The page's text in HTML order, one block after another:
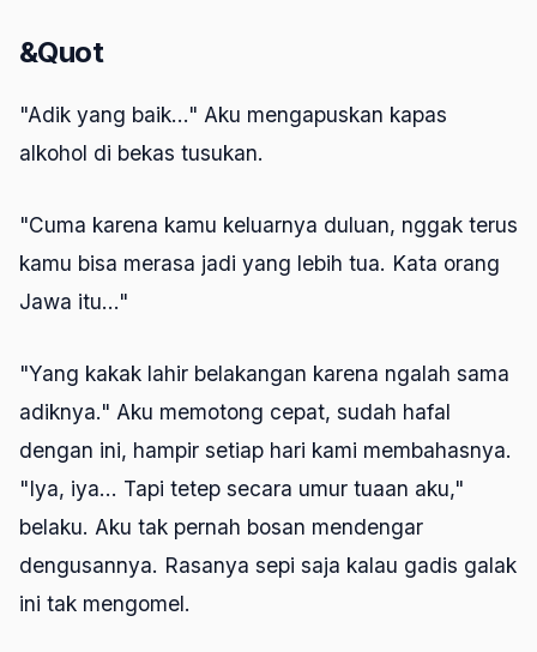
&Quot
"Adik yang baik..." Aku mengapuskan kapas
alkohol di bekas tusukan.
"Cuma karena kamu keluarnya duluan, nggak terus
kamu bisa merasa jadi yang lebih tua. Kata orang
Jawa itu..."
"Yang kakak lahir belakangan karena ngalah sama
adiknya." Aku memotong cepat, sudah hafal
dengan ini, hampir setiap hari kami membahasnya.
"Iya, iya... Tapi tetep secara umur tuaan aku,"
belaku. Aku tak pernah bosan mendengar
dengusannya. Rasanya sepi saja kalau gadis galak
ini tak mengomel.